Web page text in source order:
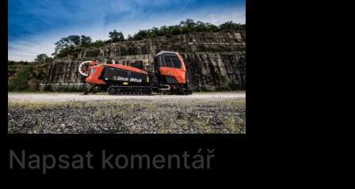
Napsat komentář